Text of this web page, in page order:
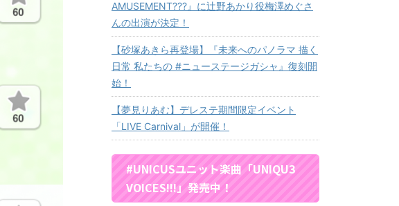
AMUSEMENT???』に辻野あかり役梅澤めぐさ
んの出演が決定！
【砂塚あきら再登場】『未来へのパノラマ 描く
日常 私たちの #ニューステージガシャ』復刻開
始！
【夢見りあむ】デレステ期間限定イベント
「LIVE Carnival」が開催！
#UNICUSユニット楽曲「UNIQU3
VOICES!!!」発売中！